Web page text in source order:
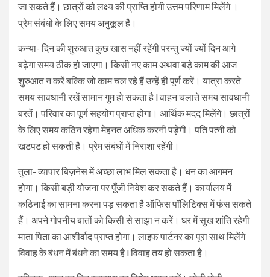
जा सकते हैं। छात्रों को लक्ष्य की प्राप्ति होगी उत्तम परिणाम मिलेंगे ।
प्रेम संबंधों के लिए समय अनुकूल है।
कन्या- दिन की शुरुआत कुछ खास नहीं रहेंगी परन्तु ज्यों ज्यों दिन आगे
बढ़ेगा समय ठीक हो जाएगा। किसी नए काम अथवा बड़े काम की आज
शुरुआत न करें बल्कि जो काम चल रहे हैं उन्हें ही पूर्ण करें। यात्रा करते
समय सावधानी रखें सामान गुम हो सकता है l वाहन चलाते समय सावधानी
बरतें। परिवार का पूर्ण सहयोग प्राप्त होगा। आर्थिक मदद मिलेंगे। छात्रों
के लिए समय कठिन रहेगा मेहनत अधिक करनी पड़ेगी। पति पत्नी को
खटपट हो सकती है। प्रेम संबंधों में निराशा रहेंगी।
तुला- व्यापार बिज़नेस में अच्छा लाभ मिल सकता है। धन का आगमन
होगा। किसी बड़ी योजना पर पूँजी निवेश कर सकते हैं। कार्यालय में
कठिनाई का सामना करना पड़ सकता है ऑफिस पॉलिटिक्स में फंस सकते
हैं। अपने गोपनीय बातों को किसी से साझा न करें। घर में सुख शांति रहेगी
माता पिता का आशीर्वाद प्राप्त होगा। लाइफ पार्टनर का पूरा साथ मिलेंगे
विवाह के बंधन में बंधने का समय है l विवाह तय हो सकता है।